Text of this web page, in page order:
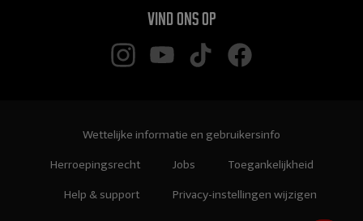
Vind ons op
Wettelijke informatie en gebruikersinfo
Herroepingsrecht Jobs Toegankelijkheid
Help & support Privacy-instellingen wijzigen